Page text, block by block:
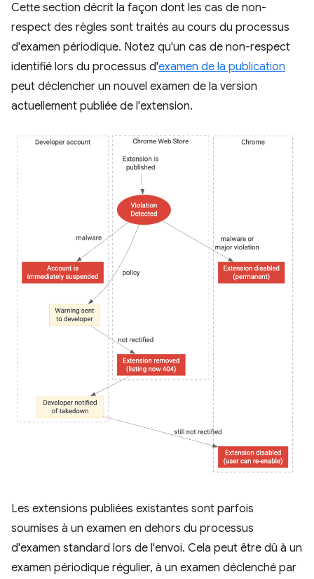
Cette section décrit la façon dont les cas de non-
respect des règles sont traités au cours du processus
d'examen périodique. Notez qu'un cas de non-respect
identifié lors du processus d'examen de la publication
peut déclencher un nouvel examen de la version
actuellement publiée de l'extension.
Les extensions publiées existantes sont parfois
soumises à un examen en dehors du processus
d'examen standard lors de l'envoi. Cela peut être dû à un
examen périodique régulier, à un examen déclenché par